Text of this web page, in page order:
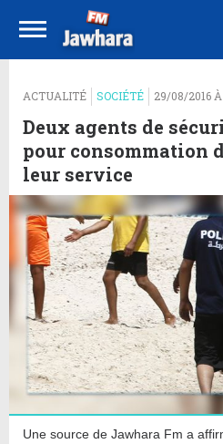
ACTUALITÉ SOCIÉTÉ 29/08/2016 À
Deux agents de
pour consommation
leur service
Une source de Jawhara Fm a